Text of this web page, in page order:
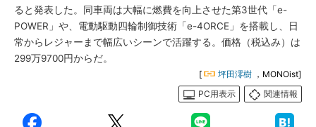
ると発表した。同車両は大幅に燃費を向上させた第3世代「e-
POWER」や、電動駆動四輪制御技術「e-4ORCE」を搭載し、日
常からレジャーまで幅広いシーンで活躍する。価格（税込み）は
299万9700円からだ。
[ 坪田澪樹 ，MONOist]
PC用表示
関連情報